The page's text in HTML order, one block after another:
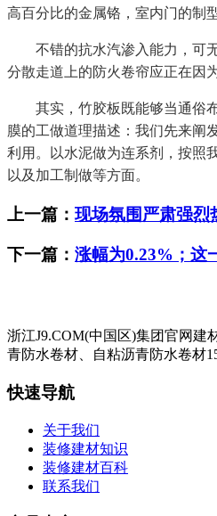
高百分比的金属铬，室内门的制
不错的抗水汽渗入能力，可无
分散走道上的防火卷帘应正在因
其实，竹胶板既能够当通俗布
膜的工做道理描述：我们先来阐
利用。以水泥做为连系剂，按照
以及加工制做等方面。
上一篇： 现场氛围严肃强烈
下一篇： 涨幅为0.23%；这
浙江J9.COM(中国区)集团官网
青防水卷材、自粘沥青防水卷材
快速导航
关于我们
装修建材知识
装修建材百科
联系我们